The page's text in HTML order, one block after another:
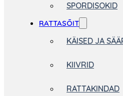
SPORDISOKID
RATTASÕIT
KÄISED JA
KIIVRID
RATTAKINDAD